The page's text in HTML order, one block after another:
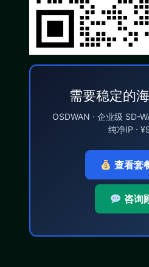
需要稳定的
OSDWAN · 企业级 SD-
纯净IP ·
查看套
咨询